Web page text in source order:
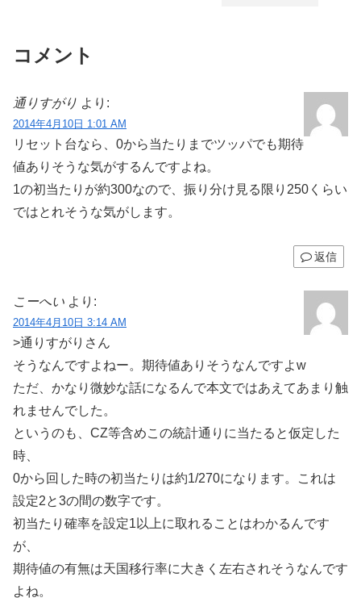
コメント
通りすがり より:
2014年4月10日 1:01 AM
リセット台なら、0から当たりまでツッパでも期待
値ありそうな気がするんですよね。
1の初当たりが約300なので、振り分け見る限り250くらい
ではとれそうな気がします。
返信
こーへい より:
2014年4月10日 3:14 AM
>通りすがりさん
そうなんですよねー。期待値ありそうなんですよw
ただ、かなり微妙な話になるんで本文ではあえてあまり触
れませんでした。
というのも、CZ等含めこの統計通りに当たると仮定した
時、
0から回した時の初当たりは約1/270になります。これは
設定2と3の間の数字です。
初当たり確率を設定1以上に取れることはわかるんです
が、
期待値の有無は天国移行率に大きく左右されそうなんです
よね。